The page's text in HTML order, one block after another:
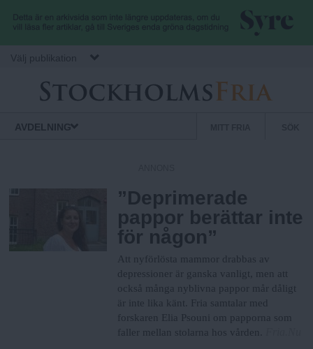
Hoppa till huvudinnehåll
Välj publikation
S
o
c
AVDELNING
n
d
ä
r
m
e
n
y
”Deprimerade
pappor berättar inte
för någon”
Att nyförlösta mammor drabbas av
depressioner är ganska vanligt, men att
också många nyblivna pappor mår dåligt
är inte lika känt. Fria samtalar med
forskaren Elia Psouni om papporna som
faller mellan stolarna hos vården.